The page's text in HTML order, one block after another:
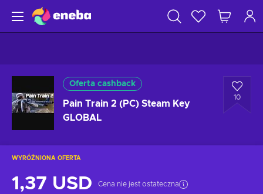
Oferta cashback
Pain Train 2 (PC) Steam Key
GLOBAL
10
WYRÓŻNIONA OFERTA
1,37 USD Cena nie jest ostateczna